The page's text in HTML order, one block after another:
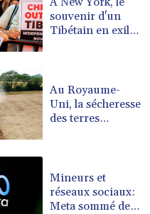
souvenir d'un
Tibétain en exil
Au Royaume-
Uni, la sécheresse
des terres
Mineurs et
réseaux sociaux:
Meta sommé de